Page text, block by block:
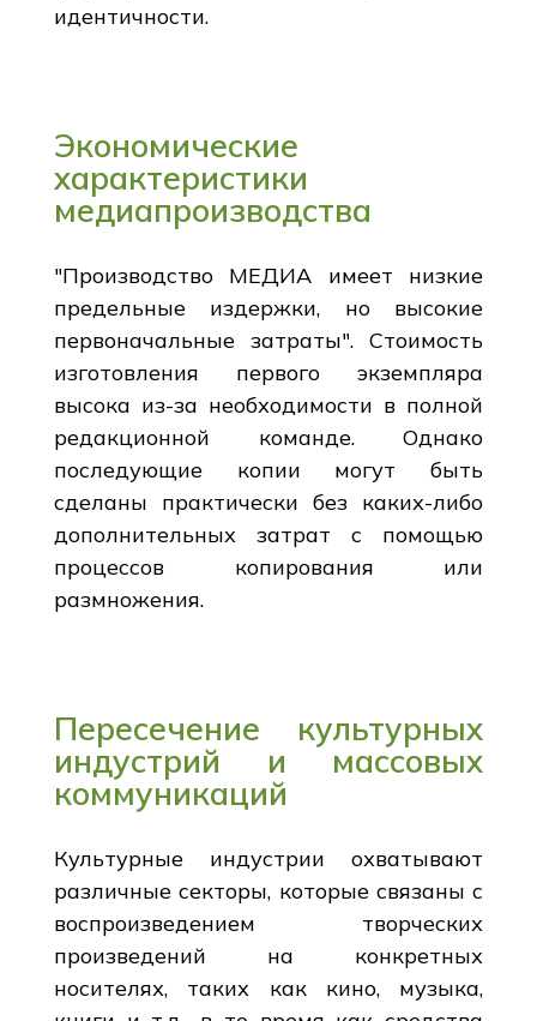
идентичности.
Экономические
характеристики
медиапроизводства
"Производство МЕДИА имеет низкие
предельные издержки, но высокие
первоначальные затраты". Стоимость
изготовления первого экземпляра
высока из-за необходимости в полной
редакционной команде. Однако
последующие копии могут быть
сделаны практически без каких-либо
дополнительных затрат с помощью
процессов копирования или
размножения.
Пересечение культурных
индустрий и массовых
коммуникаций
Культурные индустрии охватывают
различные секторы, которые связаны с
воспроизведением творческих
произведений на конкретных
носителях, таких как кино, музыка,